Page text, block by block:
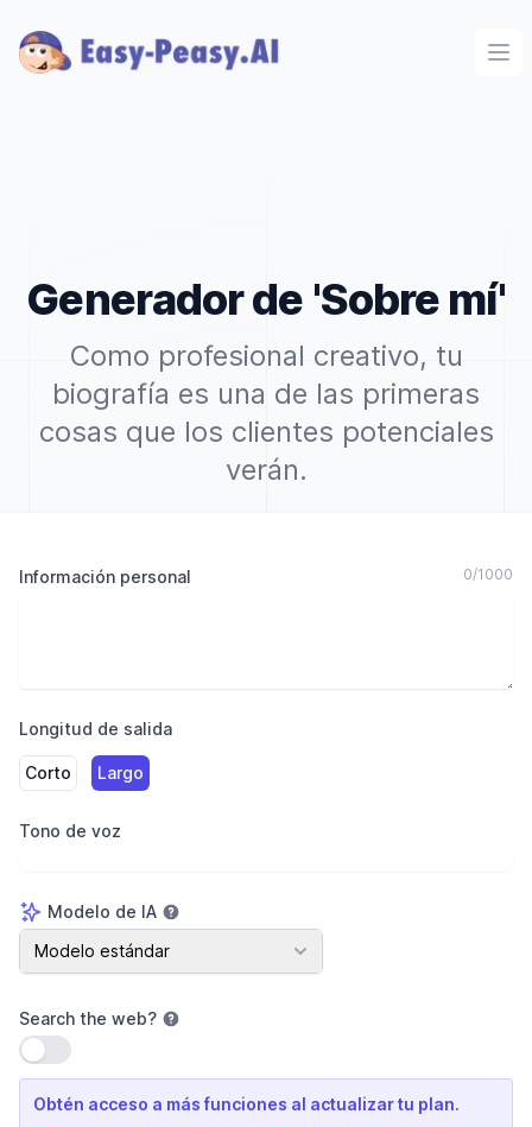
Generador de 'Sobre mí'
Como profesional creativo, tu
biografía es una de las primeras
cosas que los clientes potenciales
verán.
Información personal 0/1000
Longitud de salida
Corto Largo
Tono de voz
Modelo de IA
Modelo de IA
Modelo estándar
Search the web?
Usar configuración
Obtén acceso a más funciones al actualizar tu plan.